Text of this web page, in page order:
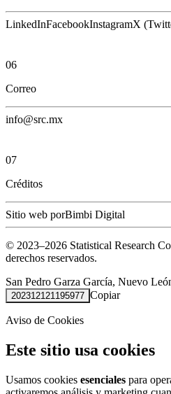
LinkedInFacebookInstagramX
06
Correo
info@src.mx
07
Créditos
Sitio web porBimbi Digital
© 2023–2026 Statistical Research
derechos reservados.
San Pedro Garza García, Nuevo
202312121195977 Copiar
Aviso de Cookies
Este sitio usa cookies
Usamos cookies esenciales para